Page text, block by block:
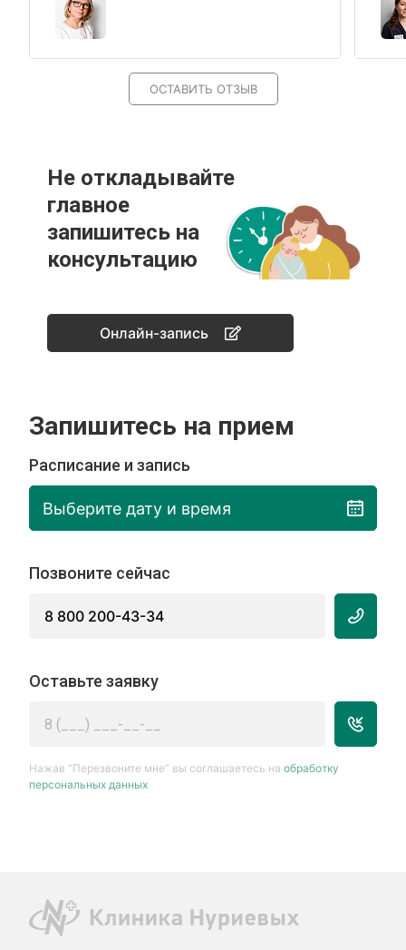
ОСТАВИТЬ ОТЗЫВ
Не откладывайте
главное
запишитесь на
консультацию
Онлайн-запись
Запишитесь на прием
Расписание и запись
Выберите дату и время
Позвоните сейчас
8 800 200-43-34
Оставьте заявку
Нажав “Перезвоните мне” вы соглашаетесь наобработку
персональных данных